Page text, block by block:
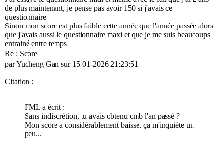
de plus maintenant, je pense pas avoir 150 si j'avais ce
questionnaire
Sinon mon score est plus faible cette année que l'année passée alors
que j'avais aussi le questionnaire maxi et que je me suis beaucoups
entrainé entre temps
Re : Score
par Yucheng Gan sur 15-01-2026 21:23:51
Citation :
FML a écrit :
Sans indiscrétion, tu avais obtenu cmb l'an passé ?
Mon score a considérablement baissé, ça m'inquiète un
peu...